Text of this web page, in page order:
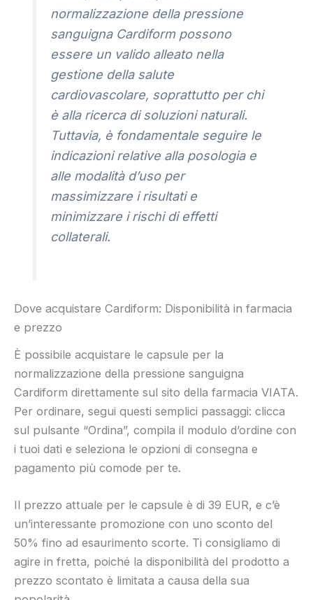
normalizzazione della pressione
sanguigna Cardiform possono
essere un valido alleato nella
gestione della salute
cardiovascolare, soprattutto per chi
è alla ricerca di soluzioni naturali.
Tuttavia, è fondamentale seguire le
indicazioni relative alla posologia e
alle modalità d’uso per
massimizzare i risultati e
minimizzare i rischi di effetti
collaterali.
Dove acquistare Cardiform: Disponibilità in farmacia
e prezzo
È possibile acquistare le capsule per la
normalizzazione della pressione sanguigna
Cardiform direttamente sul sito della farmacia VIATA.
Per ordinare, segui questi semplici passaggi: clicca
sul pulsante “Ordina”, compila il modulo d’ordine con
i tuoi dati e seleziona le opzioni di consegna e
pagamento più comode per te.
Il prezzo attuale per le capsule è di 39 EUR, e c’è
un’interessante promozione con uno sconto del
50% fino ad esaurimento scorte. Ti consigliamo di
agire in fretta, poiché la disponibilità del prodotto a
prezzo scontato è limitata a causa della sua